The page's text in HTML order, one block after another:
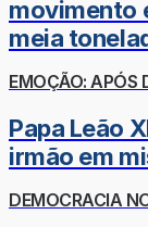
movimento
meia
EMOÇÃO: APÓS
Papa Leão
irmão em
DEMOCRACIA